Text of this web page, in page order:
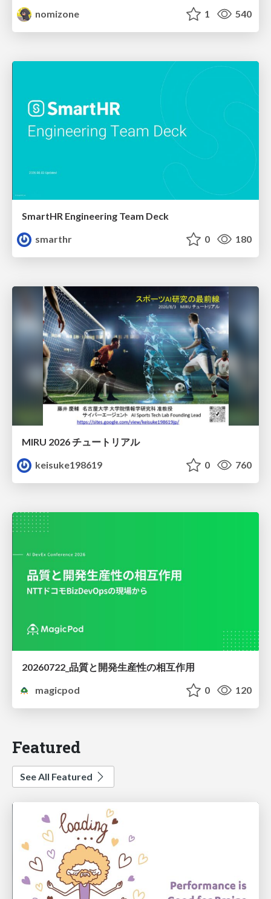
nomizone
1 540
SmartHR Engineering Team Deck
smarthr
0 180
MIRU 2026 チュートリアル
keisuke198619
0 760
20260722_品質と開発生産性の相互作用
magicpod
0 120
Featured
See All Featured